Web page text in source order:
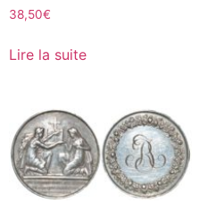
38,50€
Lire la suite